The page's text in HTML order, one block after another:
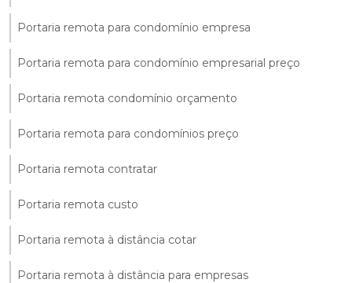
Portaria remota para condomínio empresa
Portaria remota para condomínio empresarial preço
Portaria remota condomínio orçamento
Portaria remota para condomínios preço
Portaria remota contratar
Portaria remota custo
Portaria remota à distância cotar
Portaria remota à distância para empresas